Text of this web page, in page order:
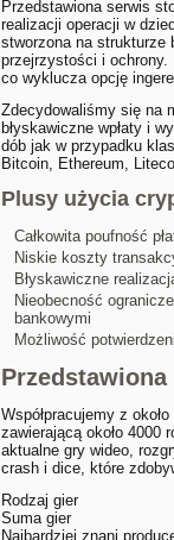
Przedstawiona serwis
realizacji operacji w
stworzona na strukturze
przejrzystości i ochrony.
co wyklucza opcję
Zdecydowaliśmy się na
błyskawiczne wpłaty i
dób jak w przypadku
Bitcoin, Ethereum,
Plusy użycia
Całkowita poufność
Niskie koszty
Błyskawiczne
Nieobecność
bankowymi
Możliwość
Współpracujemy z
zawierającą około 4000
aktualne gry wideo,
crash i dice, które
Rodzaj gier
Suma gier
Najbardziej znani